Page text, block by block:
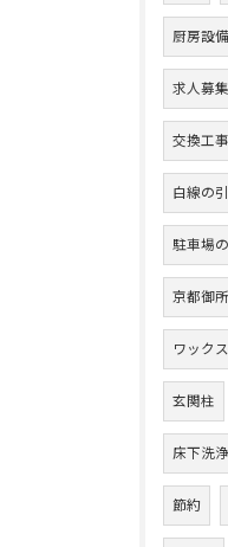
厨房設
求人募集
交換工事
白線の
駐車場
京都御所
ワック
玄関柱
床下洗浄
節約